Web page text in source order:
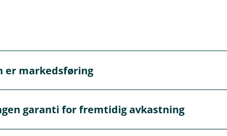
er markedsføring
personlig rådgivning. Hvis du ønsker rådgivning fra en
garanti for fremtidig avkastning